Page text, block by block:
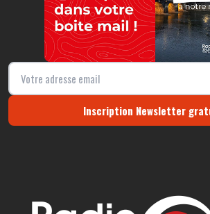
Inscription Newsletter